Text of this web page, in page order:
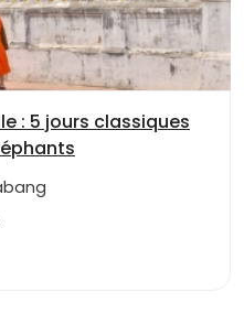
: 5 jours classiques